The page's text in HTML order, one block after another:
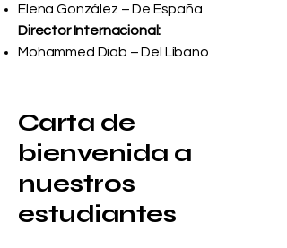
Elena González – De España
Director Internacional:
Mohammed Diab – Del Líbano
Carta de
bienvenida a
nuestros
estudiantes